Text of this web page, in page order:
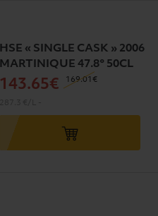
HSE « SINGLE CASK » 2006
MARTINIQUE 47.8° 50CL
143.65€ 169.01€